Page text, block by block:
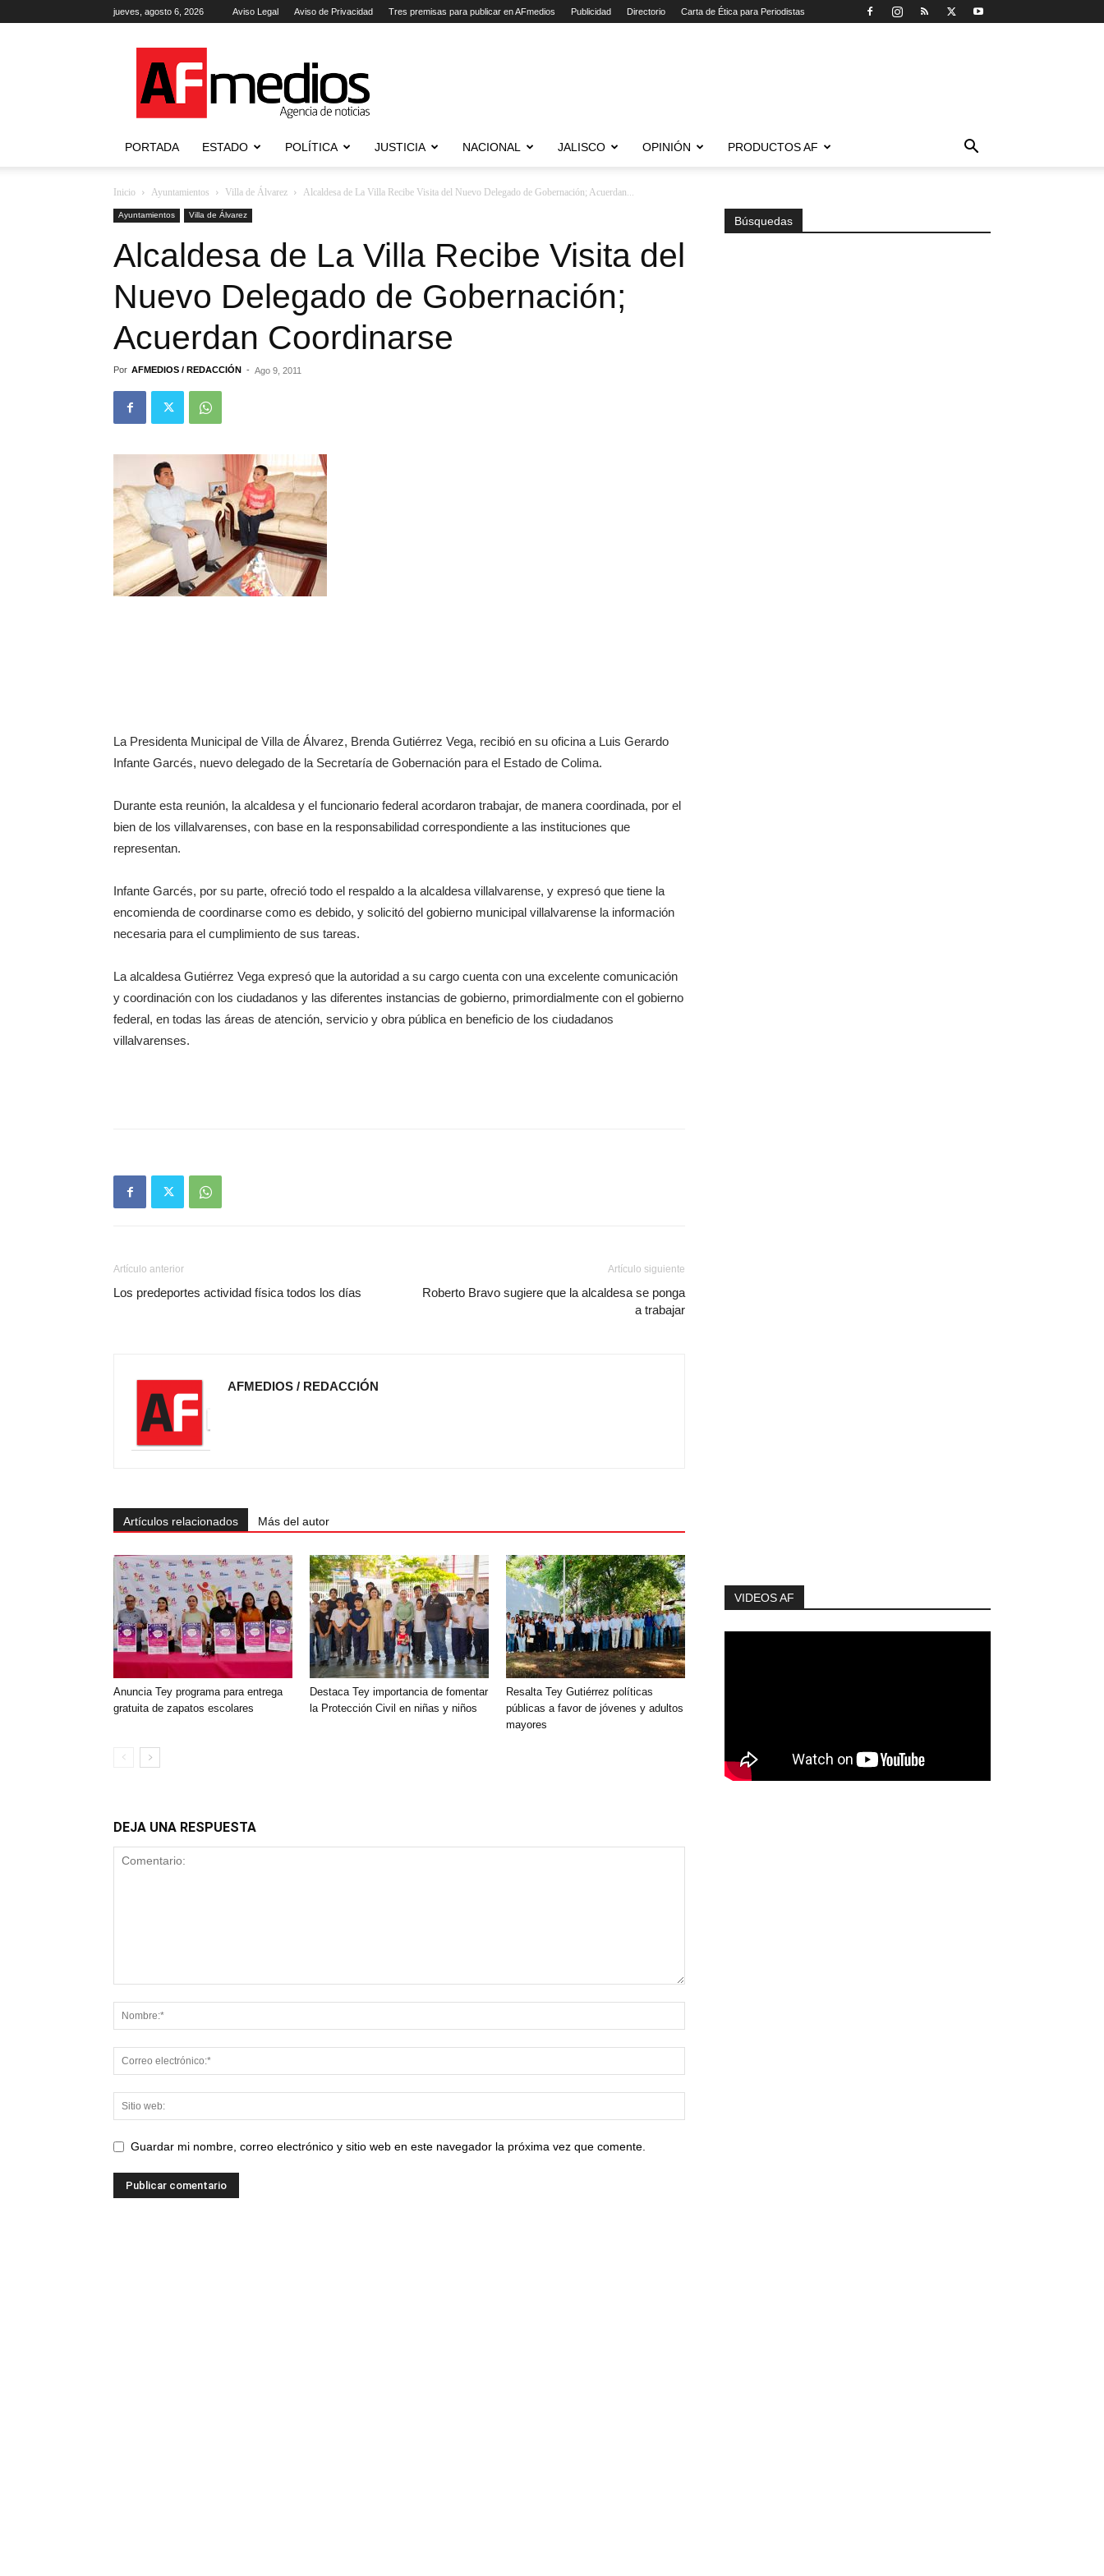
jueves, agosto 6, 2026 Aviso Legal Aviso de Privacidad Tres premisas para publicar en AFmedios Publicidad Directorio Carta de Ética para Periodistas
Agencia
de
Noticias
PORTADA ESTADO POLÍTICA JUSTICIA NACIONAL JALISCO OPINIÓN PRODUCTOS AF
Inicio Ayuntamientos Villa de Álvarez Alcaldesa de La Villa Recibe Visita del Nuevo Delegado de Gobernación; Acuerdan...
Ayuntamientos Villa de Álvarez
Alcaldesa de La Villa Recibe Visita del
Nuevo Delegado de Gobernación;
Acuerdan Coordinarse
Por AFMEDIOS / REDACCIÓN - Ago 9, 2011
La Presidenta Municipal de Villa de Álvarez, Brenda Gutiérrez Vega, recibió en su oficina a Luis Gerardo
Infante Garcés, nuevo delegado de la Secretaría de Gobernación para el Estado de Colima.
Durante esta reunión, la alcaldesa y el funcionario federal acordaron trabajar, de manera coordinada, por el
bien de los villalvarenses, con base en la responsabilidad correspondiente a las instituciones que
representan.
Infante Garcés, por su parte, ofreció todo el respaldo a la alcaldesa villalvarense, y expresó que tiene la
encomienda de coordinarse como es debido, y solicitó del gobierno municipal villalvarense la información
necesaria para el cumplimiento de sus tareas.
La alcaldesa Gutiérrez Vega expresó que la autoridad a su cargo cuenta con una excelente comunicación
y coordinación con los ciudadanos y las diferentes instancias de gobierno, primordialmente con el gobierno
federal, en todas las áreas de atención, servicio y obra pública en beneficio de los ciudadanos
villalvarenses.
Artículo anterior
Los predeportes actividad física todos los días
Artículo siguiente
Roberto Bravo sugiere que la alcaldesa se ponga
a trabajar
AFMEDIOS / REDACCIÓN
Artículos relacionados Más del autor
‎Anuncia Tey programa para entrega
gratuita de zapatos escolares
Destaca Tey importancia de fomentar
‎la Protección Civil en niñas y niños
Resalta Tey Gutiérrez políticas
públicas ‎a favor de jóvenes y adultos
mayores
DEJA UNA RESPUESTA
Guardar mi nombre, correo electrónico y sitio web en este navegador la próxima vez que comente.
Búsquedas
VIDEOS AF